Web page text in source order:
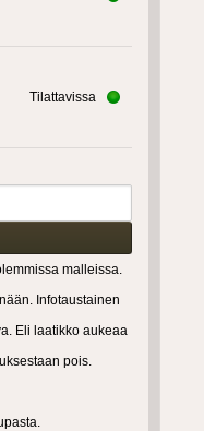
Tilattavissa
malleissa.
Infotaustainen
Eli laatikko aukeaa
pois.